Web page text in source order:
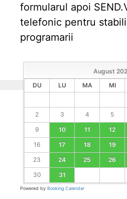
e
?
formularul apoi
telefonic pentru
programarii
August
DU
LU MA MI
2
3 4 5
9
10 11 12
16
17 18 19
23
24 25 26
30
31
Powered by Booking Calendar